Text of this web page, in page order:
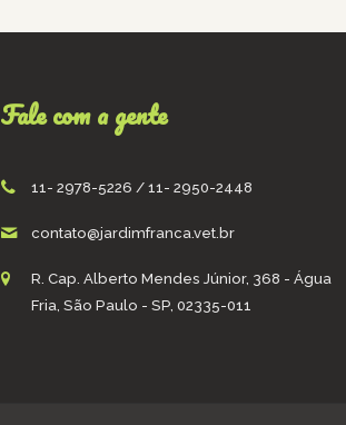
Fale com a gente
11- 2978-5226 / 11- 2950-2448
contato@jardimfranca.vet.br
R. Cap. Alberto Mendes Júnior, 368 - Água
Fria, São Paulo - SP, 02335-011